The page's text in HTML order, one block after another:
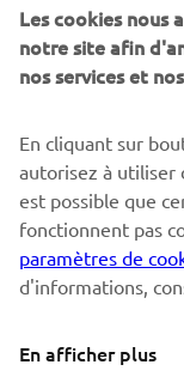
spéciaux, les
Lisez notre politique
nous traitons vos
Confidentialité
Les cookies nous
notre site afin
nos services et
En cliquant sur
autorisez à utiliser
est possible que
fonctionnent pas
paramètres de
d'informations,
En afficher plus